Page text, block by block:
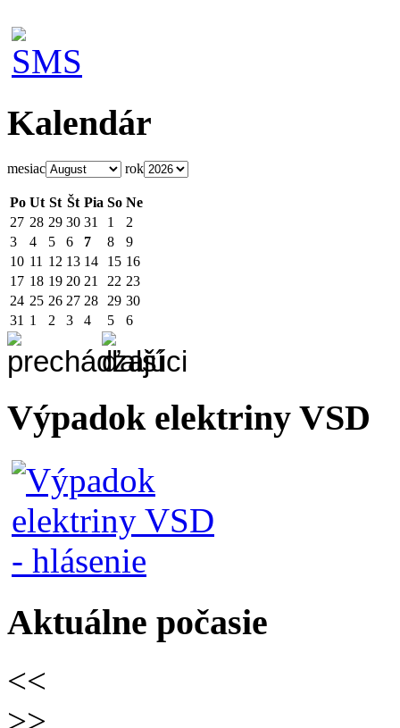
Kalendár
mesiac rok
Po Ut St Št Pia So Ne
27 28 29 30 31 1
2
3
4 5 6 7 8
9
10 11 12 13 14 15 16
17 18 19 20 21 22 23
24 25 26 27 28 29 30
31 1 2 3 4 5 6
Výpadok elektriny VSD
Aktuálne počasie
<<